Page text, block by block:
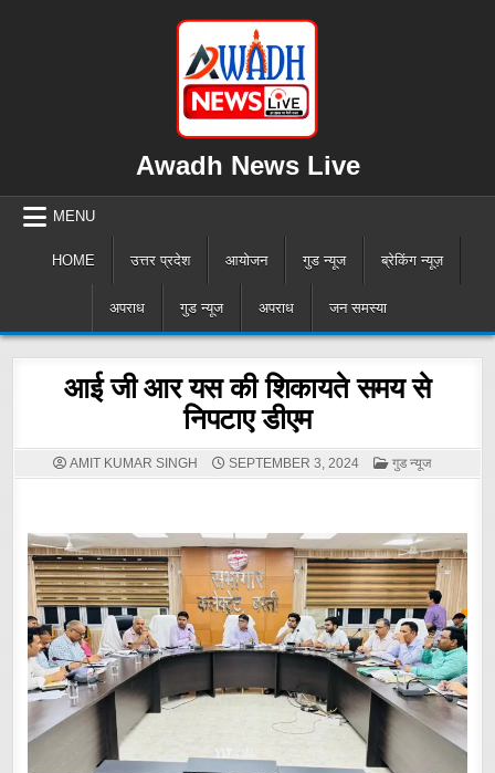
Awadh News Live
MENU
HOME उत्तर प्रदेश आयोजन गुड न्यूज ब्रेकिंग न्यूज़
अपराध गुड न्यूज अपराध जन समस्या
आई जी आर यस की शिकायते समय से
निपटाए डीएम
AMIT KUMAR SINGH SEPTEMBER 3, 2024
POSTED
IN
गुड न्यूज